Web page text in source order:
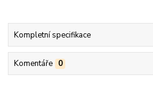
Kompletní specifikace
Komentáře 0